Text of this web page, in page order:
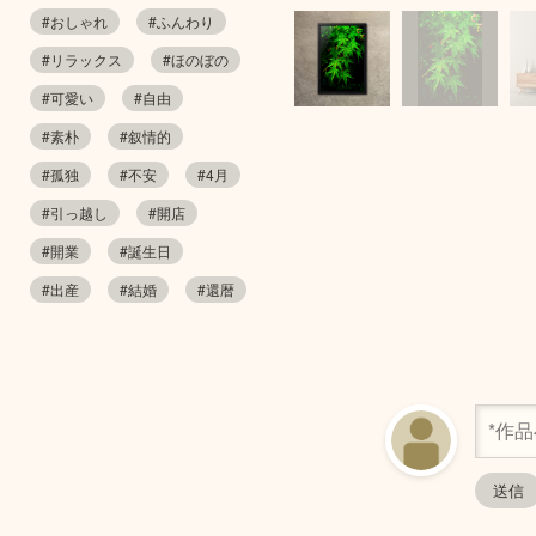
#おしゃれ
#ふんわり
#リラックス
#ほのぼの
#可愛い
#自由
#素朴
#叙情的
#孤独
#不安
#4月
#引っ越し
#開店
#開業
#誕生日
#出産
#結婚 #還暦